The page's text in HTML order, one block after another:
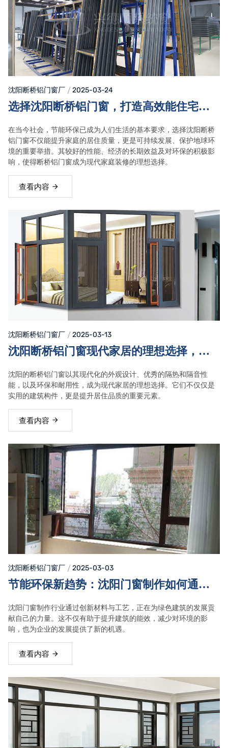
沈阳断桥铝门窗厂 2025-03-24
选择沈阳断桥铝门窗，打造高效能住宅，
在当今社会，节能环保已成为人们生活的基本要求，选择沈阳断桥
铝门窗不仅能提升家庭的居住质量，更是可持续发展、保护地球环
境的重要举措。其较好的性能、经济的长期效益及对环保的积极影
响，使得断桥铝门窗成为现代家庭装修的理想选择。
查看内容
沈阳断桥铝门窗厂 2025-03-13
沈阳断桥铝门窗现代家居的理想选择，兼
沈阳的断桥铝门窗以其现代化的外观设计、优秀的隔热和隔音性
能，以及环保和耐用性，成为现代家居的理想选择。它们不仅仅是
实用的建筑构件，更是提升居住品质的重要元素。
查看内容
沈阳断桥铝门窗厂 2025-03-03
节能环保新趋势：沈阳门窗制作如何通过
沈阳门窗制作行业通过创新材料与工艺，正在为绿色建筑的发展贡
献自己的力量。这不仅有助于提升建筑的能效，减少对环境的影
响，也为企业的发展提供了新的机遇。
查看内容